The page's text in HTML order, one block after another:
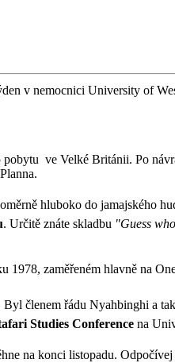
v nemocnici University of
ve Velké Británii. Po
hluboko do jamajského
. Určitě znáte skladbu "Guess
1978, zaměřeném hlavně na
členem řádu Nyahbinghi a
Studies Conference na
na konci listopadu.